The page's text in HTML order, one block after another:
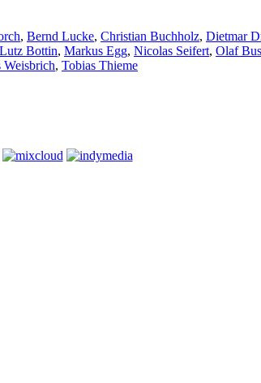
, Bernd Lucke, Christian Buchholz, Dietmar
Lutz Bottin, Markus Egg, Nicolas Seifert, Olaf
Weisbrich, Tobias Thieme